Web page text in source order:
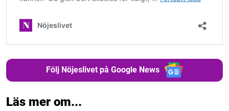
Följ Nöjeslivet på Google News
Läs mer om...